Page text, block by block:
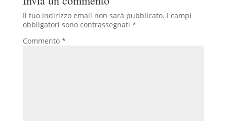
Il tuo indirizzo email non sarà pubblicato. I campi
obbligatori sono contrassegnati *
Commento *